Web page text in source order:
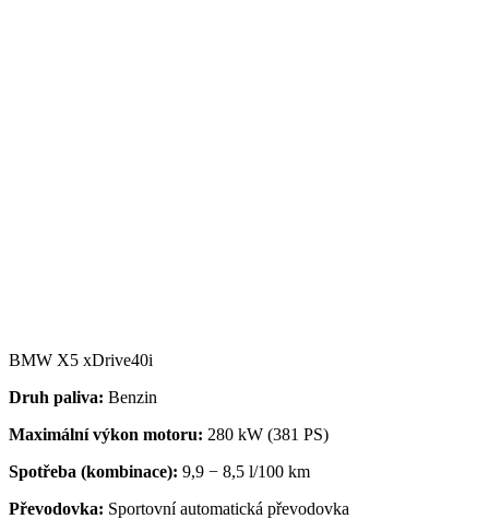
BMW X5 xDrive40i
Druh paliva: Benzin
Maximální výkon motoru: 280 kW (381 PS)
Spotřeba (kombinace): 9,9 − 8,5 l/100 km
Převodovka: Sportovní automatická převodovka